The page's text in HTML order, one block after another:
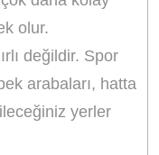
olur.
değildir. Spor
arabaları, hatta
yerler